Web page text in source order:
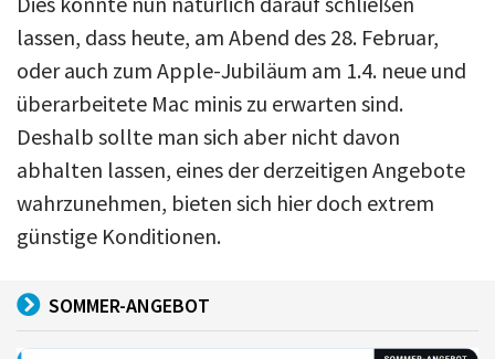
lassen, dass heute, am Abend des 28. Februar,
oder auch zum Apple-Jubiläum am 1.4. neue und
überarbeitete Mac minis zu erwarten sind.
Deshalb sollte man sich aber nicht davon
abhalten lassen, eines der derzeitigen Angebote
wahrzunehmen, bieten sich hier doch extrem
günstige Konditionen.
SOMMER-ANGEBOT